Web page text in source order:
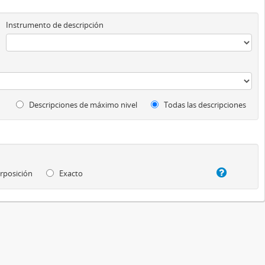
Instrumento de descripción
Descripciones de máximo nivel Todas las descripciones
Exacto